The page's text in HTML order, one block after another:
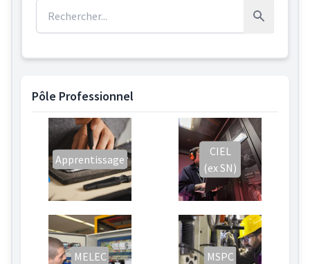
Rechercher
Pôle Professionnel
Apprentissage
CIEL
(ex SN)
MELEC MSPC